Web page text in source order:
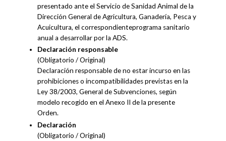
presentado ante el Servicio de Sanidad Animal de la
Dirección General de Agricultura, Ganadería, Pesca y
Acuicultura, el correspondienteprograma sanitario
anual a desarrollar por la ADS.
Declaración responsable
(Obligatorio / Original)
Declaración responsable de no estar incurso en las
prohibiciones o incompatibilidades previstas en la
Ley 38/2003, General de Subvenciones, según
modelo recogido en el Anexo II de la presente
Orden.
Declaración
(Obligatorio / Original)